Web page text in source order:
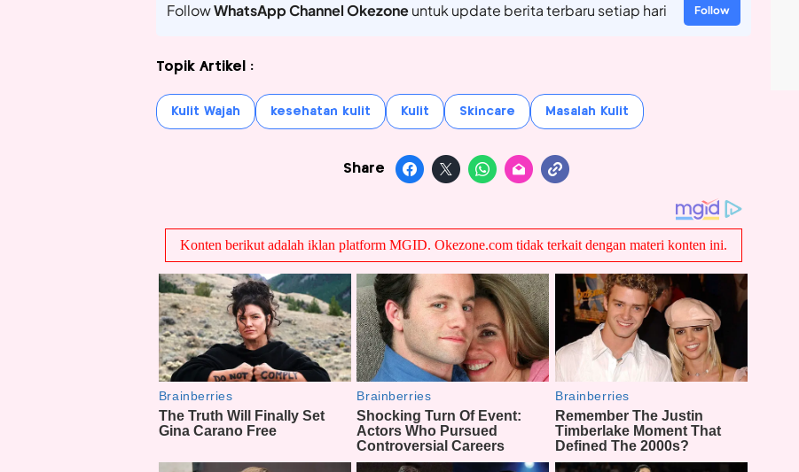
FollowWhatsApp Channel Okezoneuntuk update berita terbaru setiap hari Follow
Topik Artikel :
Kulit Wajah kesehatan kulit Kulit Skincare Masalah Kulit
Share